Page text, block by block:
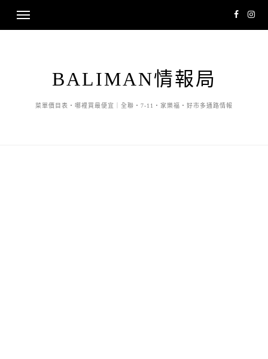
BALIMAN情報局
菜單價目表・哪裡買最便宜｜全聯・7-11・家樂福・好市多通路情報